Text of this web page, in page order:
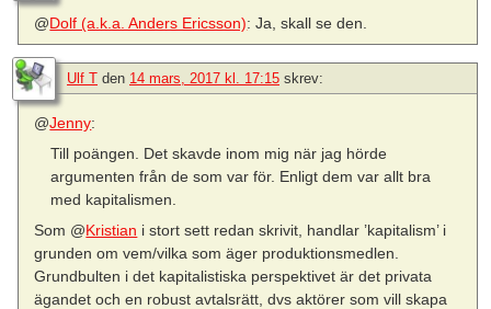
@Dolf (a.k.a. Anders Ericsson): Ja, skall se den.
Ulf T den 14 mars, 2017 kl. 17:15 skrev:
@Jenny:
Till poängen. Det skavde inom mig när jag hörde
argumenten från de som var för. Enligt dem var allt bra
med kapitalismen.
Som @Kristian i stort sett redan skrivit, handlar ’kapitalism’ i
grunden om vem/vilka som äger produktionsmedlen.
Grundbulten i det kapitalistiska perspektivet är det privata
ägandet och en robust avtalsrätt, dvs aktörer som vill skapa